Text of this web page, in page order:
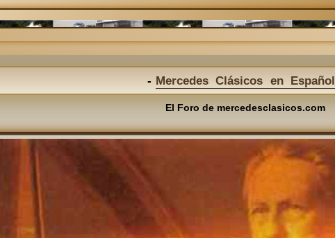
Mercedes Clásicos en Español
El Foro de mercedesclasicos.com